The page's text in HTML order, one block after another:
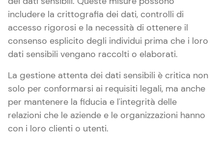
includere la crittografia dei dati, controlli di
accesso rigorosi e la necessità di ottenere il
consenso esplicito degli individui prima che i loro
dati sensibili vengano raccolti o elaborati.
La gestione attenta dei dati sensibili è critica non
solo per conformarsi ai requisiti legali, ma anche
per mantenere la fiducia e l'integrità delle
relazioni che le aziende e le organizzazioni hanno
con i loro clienti o utenti.